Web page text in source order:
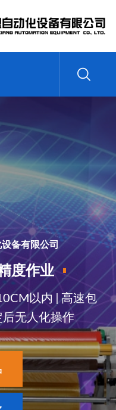
备有限公司
度作业
以内 | 高速包
后无人化操作